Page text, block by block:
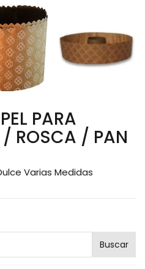
PARA
/ ROSCA / PAN
Varias Medidas
Buscar